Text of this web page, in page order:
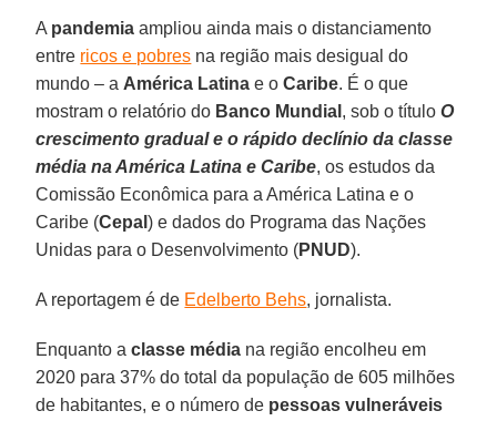
A pandemia ampliou ainda mais o distanciamento
entre ricos e pobres na região mais desigual do
mundo – a América Latina e oCaribe. É o que
mostram o relatório do Banco Mundial , sob o títuloO
crescimento gradual e o rápido declínio da classe
média na América Latina e Caribe, os estudos da
Comissão Econômica para a América Latina e o
Caribe (Cepal) e dados do Programa das Nações
Unidas para o Desenvolvimento (PNUD).
A reportagem é de Edelberto Behs, jornalista.
Enquanto aclasse média na região encolheu em
2020 para 37% do total da população de 605 milhões
de habitantes, e o número de pessoas vulneráveis